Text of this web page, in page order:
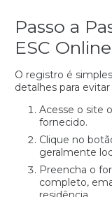
Passo a
ESC Online
O registro é
detalhes para
Acesse o site
fornecido.
Clique no
geralmente
Preencha o
completo,